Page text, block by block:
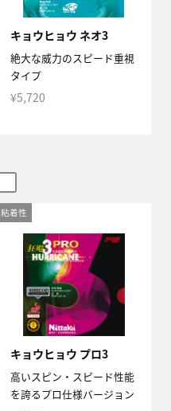
キョウヒョウ ネオ3
絶大な威力のスピード重視
タイプ
¥5,720
粘着性
キョウヒョウ プロ3
高いスピン・スピード性能
を誇るプロ仕様バージョン